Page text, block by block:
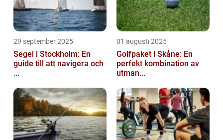
29 september 2025
Segel i Stockholm: En
guide till att navigera och
...
01 augusti 2025
Golfpaket i Skåne: En
perfekt kombination av
utman...